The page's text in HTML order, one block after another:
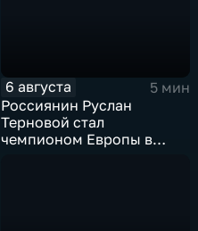
6 августа
5 мин
Россиянин Руслан
Терновой стал
чемпионом Европы в